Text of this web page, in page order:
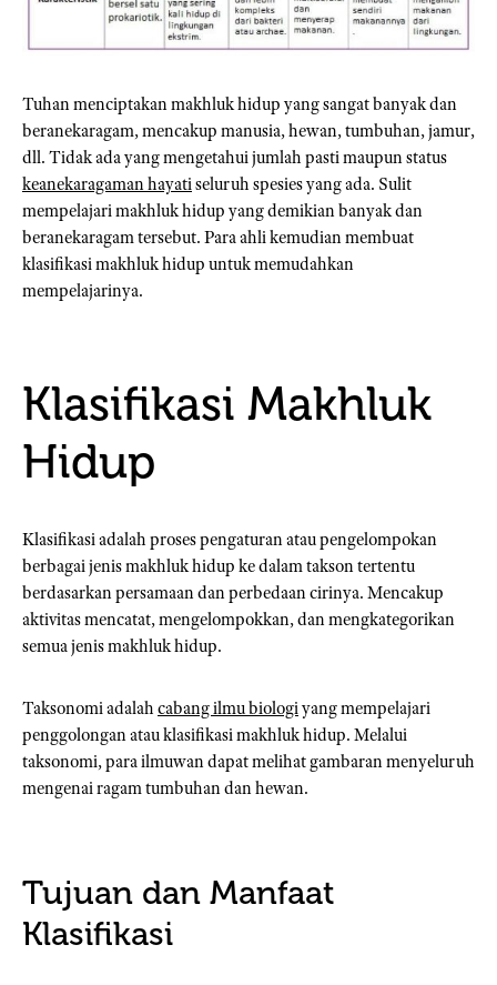
Tuhan menciptakan makhluk hidup yang sangat banyak dan
beranekaragam, mencakup manusia, hewan, tumbuhan, jamur,
dll. Tidak ada yang mengetahui jumlah pasti maupun status
keanekaragaman hayatiseluruh spesies yang ada. Sulit
mempelajari makhluk hidup yang demikian banyak dan
beranekaragam tersebut. Para ahli kemudian membuat
klasifikasi makhluk hidup untuk memudahkan
mempelajarinya.
Klasifikasi Makhluk
Hidup
Klasifikasi adalah proses pengaturan atau pengelompokan
berbagai jenis makhluk hidup ke dalam takson tertentu
berdasarkan persamaan dan perbedaan cirinya. Mencakup
aktivitas mencatat, mengelompokkan, dan mengkategorikan
semua jenis makhluk hidup.
Taksonomi adalah cabang ilmu biologiyang mempelajari
penggolongan atau klasifikasi makhluk hidup. Melalui
taksonomi, para ilmuwan dapat melihat gambaran menyeluruh
mengenai ragam tumbuhan dan hewan.
Tujuan dan Manfaat
Klasifikasi